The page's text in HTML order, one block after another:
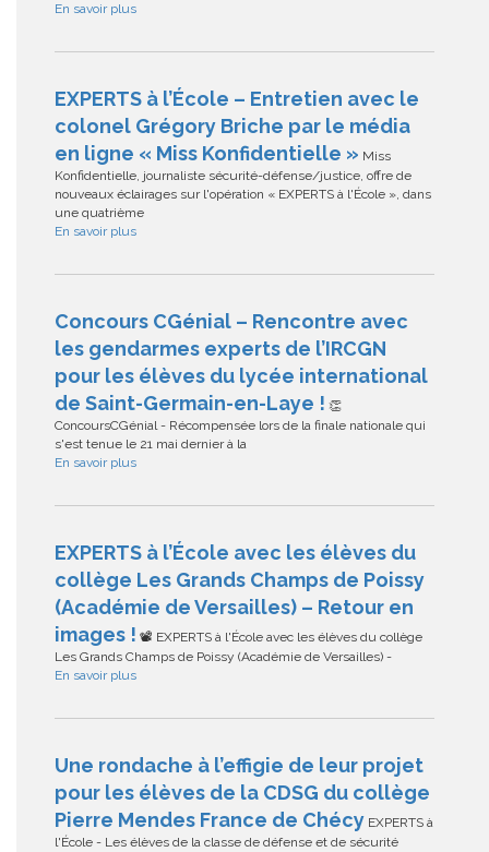
En savoir plus
EXPERTS à l’École – Entretien avec le
colonel Grégory Briche par le média
en ligne « Miss Konfidentielle » Miss
Konfidentielle, journaliste sécurité-défense/justice, offre de
nouveaux éclairages sur l'opération « EXPERTS à l'École », dans
une quatrième
En savoir plus
Concours CGénial – Rencontre avec
les gendarmes experts de l’IRCGN
pour les élèves du lycée international
de Saint-Germain-en-Laye ! 👏
ConcoursCGénial - Récompensée lors de la finale nationale qui
s'est tenue le 21 mai dernier à la
En savoir plus
EXPERTS à l’École avec les élèves du
collège Les Grands Champs de Poissy
(Académie de Versailles) – Retour en
images ! 📽️ EXPERTS à l'École avec les élèves du collège
Les Grands Champs de Poissy (Académie de Versailles) -
En savoir plus
Une rondache à l’effigie de leur projet
pour les élèves de la CDSG du collège
Pierre Mendes France de Chécy EXPERTS à
l'École - Les élèves de la classe de défense et de sécurité